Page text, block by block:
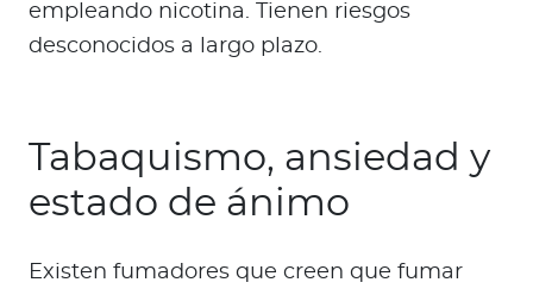
empleando nicotina. Tienen riesgos
desconocidos a largo plazo.
Tabaquismo, ansiedad y
estado de ánimo
Existen fumadores que creen que fumar